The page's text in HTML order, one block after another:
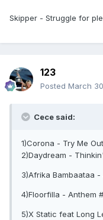
Skipper - Struggle for
123
Posted March
Cece said:
1)Corona - Try Me Out
2)Daydream -
3)Afrika Bambaataa
4)Floorfilla - Anthem
5)X Static feat Long